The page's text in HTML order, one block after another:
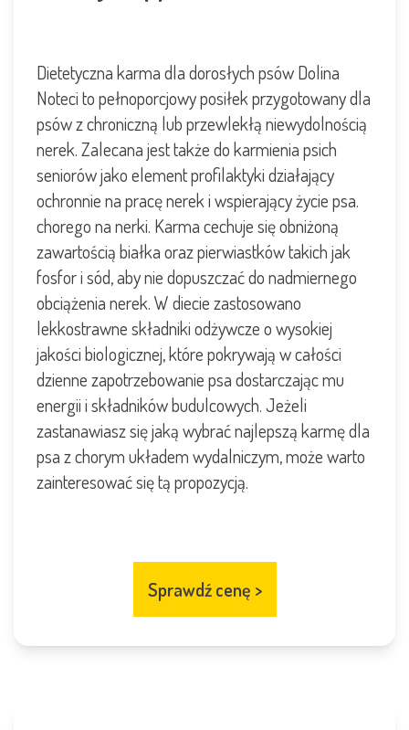
Dietetyczna karma dla dorosłych psów Dolina
Noteci to pełnoporcjowy posiłek przygotowany dla
psów z chroniczną lub przewlekłą niewydolnością
nerek. Zalecana jest także do karmienia psich
seniorów jako element profilaktyki działający
ochronnie na pracę nerek i wspierający życie psa.
chorego na nerki. Karma cechuje się obniżoną
zawartością białka oraz pierwiastków takich jak
fosfor i sód, aby nie dopuszczać do nadmiernego
obciążenia nerek. W diecie zastosowano
lekkostrawne składniki odżywcze o wysokiej
jakości biologicznej, które pokrywają w całości
dzienne zapotrzebowanie psa dostarczając mu
energii i składników budulcowych. Jeżeli
zastanawiasz się jaką wybrać najlepszą karmę dla
psa z chorym układem wydalniczym, może warto
zainteresować się tą propozycją.
Sprawdź cenę >